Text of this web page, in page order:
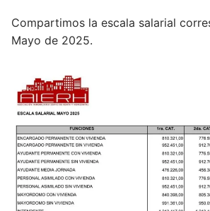
Compartimos la escala salarial
Mayo de 2025.